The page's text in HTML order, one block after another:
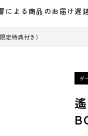
よる商品のお届け遅
定特典付き）